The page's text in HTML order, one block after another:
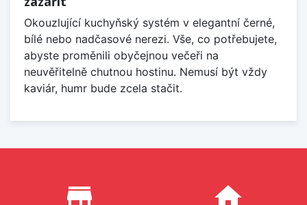
Okouzlující kuchyňský systém v elegantní černé,
bílé nebo nadčasové nerezi. Vše, co potřebujete,
abyste proměnili obyčejnou večeři na
neuvěřitelně chutnou hostinu. Nemusí být vždy
kaviár, humr bude zcela stačit.
Proč nakupovat u nás?
store_mall_directory home